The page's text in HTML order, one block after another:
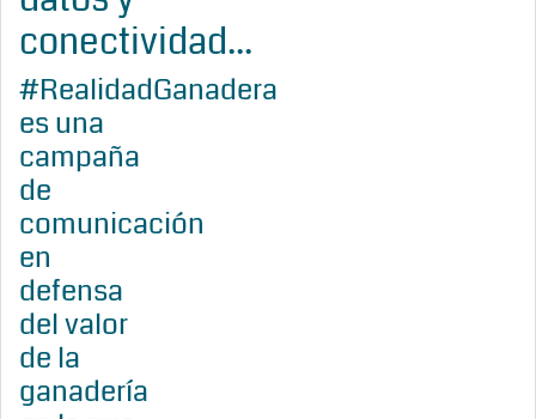
conectividad...
#RealidadGanadera
es una
campaña
de
comunicación
en
defensa
del valor
de la
ganadería